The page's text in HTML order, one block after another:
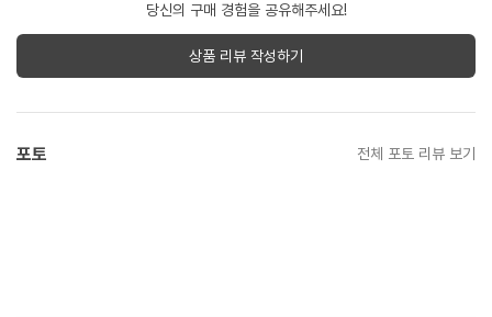
당신의 구매 경험을 공유해주세요!
상품 리뷰 작성하기
포토 전체 포토 리뷰 보기